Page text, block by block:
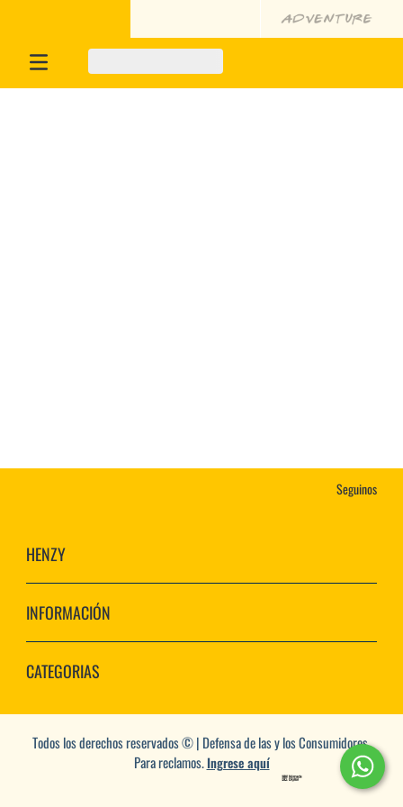
Seguinos
HENZY
INFORMACIÓN
CATEGORIAS
Todos los derechos reservados © | Defensa de las y los Consumidores.
Para reclamos.Ingrese aquí